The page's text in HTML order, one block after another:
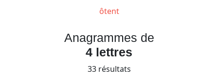
ôtent
Anagrammes de
4 lettres
33 résultats